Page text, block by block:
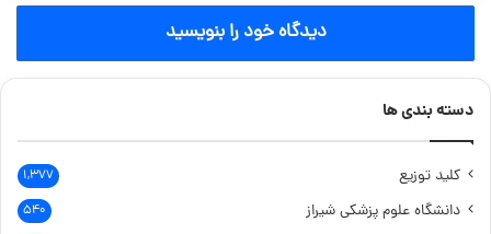
دیدگاه خود را بنویسید
دسته بندی ها
کلید توزیع ۱,۳۷۷
دانشگاه علوم پزشکی شیراز ۵۴۰